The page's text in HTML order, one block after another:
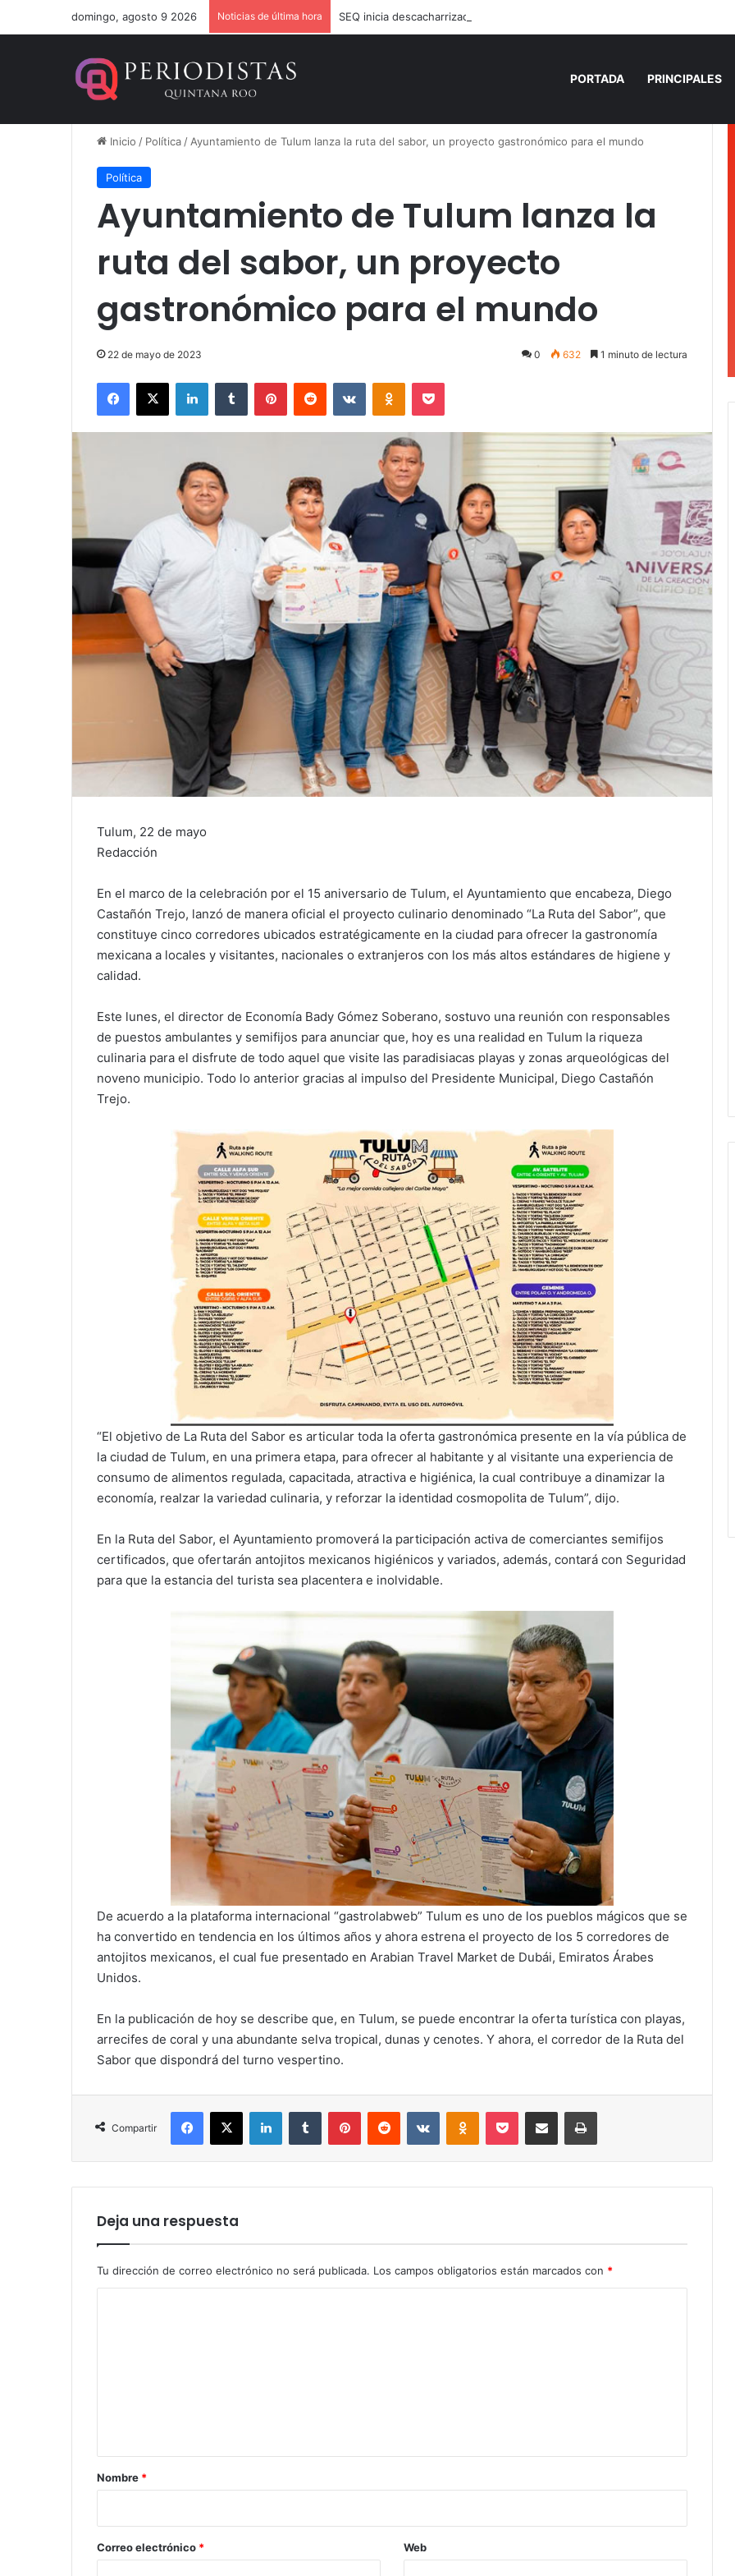
domingo, agosto 9 2026 Noticias de última hora
PORTADA PRINCIPALES
Inicio / Política / Ayuntamiento de Tulum lanza la ruta del sabor, un proyecto gastronómico para el mundo
Política
Ayuntamiento de Tulum lanza la
ruta del sabor, un proyecto
gastronómico para el mundo
22 de mayo de 2023 0 632 1 minuto de lectura
Facebook
X LinkedInTumblr PinterestReddit VKontakteOdnoklassniki
Pocket
Tulum, 22 de mayo
Redacción
En el marco de la celebración por el 15 aniversario de Tulum, el Ayuntamiento que encabeza, Diego
Castañón Trejo, lanzó de manera oficial el proyecto culinario denominado “La Ruta del Sabor”, que
constituye cinco corredores ubicados estratégicamente en la ciudad para ofrecer la gastronomía
mexicana a locales y visitantes, nacionales o extranjeros con los más altos estándares de higiene y
calidad.
Este lunes, el director de Economía Bady Gómez Soberano, sostuvo una reunión con responsables
de puestos ambulantes y semifijos para anunciar que, hoy es una realidad en Tulum la riqueza
culinaria para el disfrute de todo aquel que visite las paradisiacas playas y zonas arqueológicas del
noveno municipio. Todo lo anterior gracias al impulso del Presidente Municipal, Diego Castañón
Trejo.
“El objetivo de La Ruta del Sabor es articular toda la oferta gastronómica presente en la vía pública de
la ciudad de Tulum, en una primera etapa, para ofrecer al habitante y al visitante una experiencia de
consumo de alimentos regulada, capacitada, atractiva e higiénica, la cual contribuye a dinamizar la
economía, realzar la variedad culinaria, y reforzar la identidad cosmopolita de Tulum”, dijo.
En la Ruta del Sabor, el Ayuntamiento promoverá la participación activa de comerciantes semifijos
certificados, que ofertarán antojitos mexicanos higiénicos y variados, además, contará con Seguridad
para que la estancia del turista sea placentera e inolvidable.
De acuerdo a la plataforma internacional “gastrolabweb” Tulum es uno de los pueblos mágicos que se
ha convertido en tendencia en los últimos años y ahora estrena el proyecto de los 5 corredores de
antojitos mexicanos, el cual fue presentado en Arabian Travel Market de Dubái, Emiratos Árabes
Unidos.
En la publicación de hoy se describe que, en Tulum, se puede encontrar la oferta turística con playas,
arrecifes de coral y una abundante selva tropical, dunas y cenotes. Y ahora, el corredor de la Ruta del
Sabor que dispondrá del turno vespertino.
Compartir
Facebook
X LinkedInTumblr PinterestReddit VKontakteOdnoklassniki
Pocket Compartir por correo electrónicoImprimir
Deja una respuesta
Tu dirección de correo electrónico no será publicada. Los campos obligatorios están marcados con *
r
*
Nombre *
Correo electrónico * Web